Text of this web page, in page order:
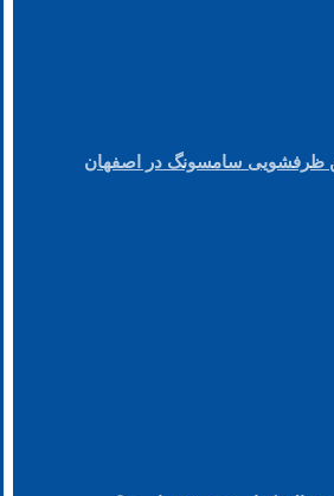
ظرفشویی سامسونگ در اصفهان